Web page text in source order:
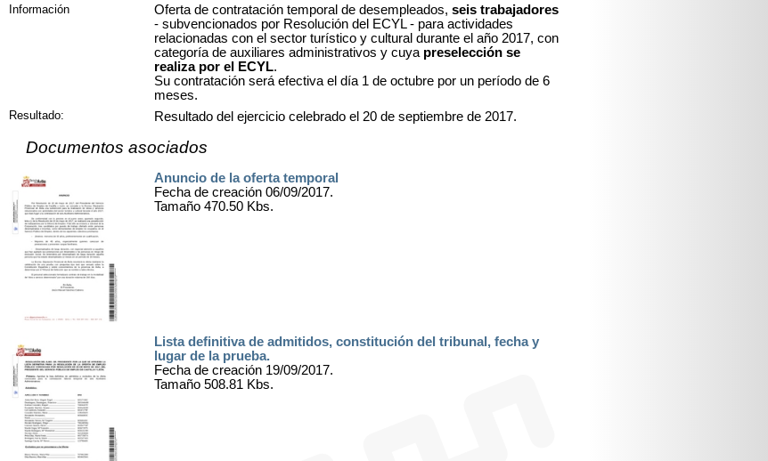
Información Oferta de contratación temporal de desempleados, seis trabajadores
- subvencionados por Resolución del ECYL - para actividades
relacionadas con el sector turístico y cultural durante el año 2017, con
categoría de auxiliares administrativos y cuya preselección se
realiza por el ECYL.
Su contratación será efectiva el día 1 de octubre por un período de 6
meses.
Resultado: Resultado del ejercicio celebrado el 20 de septiembre de 2017.
Documentos asociados
Anuncio de la oferta temporal
Fecha de creación 06/09/2017.
Tamaño 470.50 Kbs.
Lista definitiva de admitidos, constitución del tribunal, fecha y
lugar de la prueba.
Fecha de creación 19/09/2017.
Tamaño 508.81 Kbs.